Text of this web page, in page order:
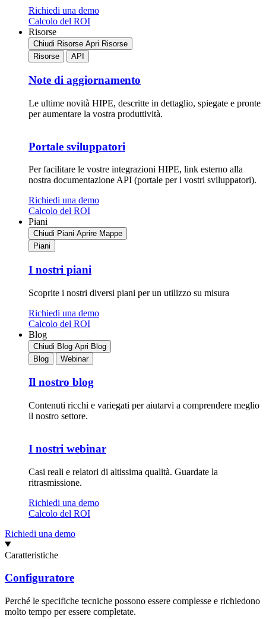
Richiedi una demo
Calcolo del ROI
Risorse
Chiudi Risorse Apri Risorse
Risorse
API
Note di aggiornamento
Le ultime novità HIPE, descritte in dettaglio, spiegate e pronte
per aumentare la vostra produttività.
Portale sviluppatori
Per facilitare le vostre integrazioni HIPE, link esterno alla
nostra documentazione API (portale per i vostri sviluppatori).
Richiedi una demo
Calcolo del ROI
Piani
Chiudi Piani Aprire Mappe
Piani
I nostri piani
Scoprite i nostri diversi piani per un utilizzo su misura
Richiedi una demo
Calcolo del ROI
Blog
Chiudi Blog Apri Blog
Blog
Webinar
Il nostro blog
Contenuti ricchi e variegati per aiutarvi a comprendere meglio
il nostro settore.
I nostri webinar
Casi reali e relatori di altissima qualità. Guardate la
ritrasmissione.
Richiedi una demo
Calcolo del ROI
Richiedi una demo
Caratteristiche
Configuratore
Perché le specifiche tecniche possono essere complesse e richiedono
molto tempo per essere completate.